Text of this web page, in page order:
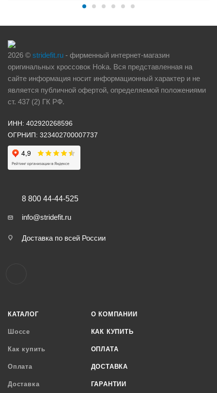
2026 © stridefit.ru - фирменный интернет-магазин
оригинальных кроссовок Hoka. Вся представленная на
сайте информация носит информационный характер и не
является публичной офертой, определяемой положениями
ст. 437 (2) ГК РФ.
ИНН: 402920268596
ОГРНИП: 323402700007737
КАТАЛОГ
Шоссе
Как купить
Оплата
Доставка
О КОМПАНИИ
КАК КУПИТЬ
ОПЛАТА
ДОСТАВКА
ГАРАНТИИ
8 800 44-44-525
info@stridefit.ru
Доставка по всей России